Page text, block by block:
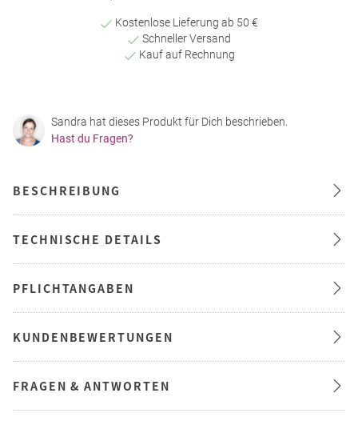
Kostenlose Lieferung ab 50 €
Schneller Versand
Kauf auf Rechnung
Sandra hat dieses Produkt für Dich beschrieben.
Hast du Fragen?
BESCHREIBUNG
TECHNISCHE DETAILS
PFLICHTANGABEN
KUNDENBEWERTUNGEN
FRAGEN & ANTWORTEN